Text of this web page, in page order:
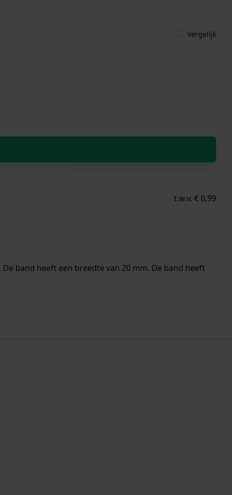
Vergelijk
t.w.v. € 0,99
band heeft een breedte van 20 mm. De band heeft